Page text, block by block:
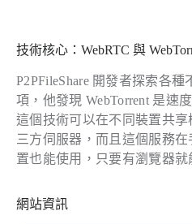
技術核心：WebRTC 與
P2PFileShare 開發者探索各種
項，他發現 WebTorrent 是速
這個技術可以在不同裝置共享
三方伺服器，而且這個服務
置也能使用，只要有瀏覽器就
網站資訊